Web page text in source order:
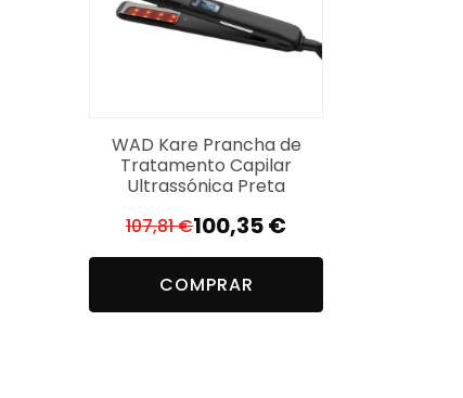
WAD Kare Prancha de
Tratamento Capilar
Ultrassónica Preta
107,81€ O
preço
original
era:
100,35€
O
preço
atual
é:
COMPRAR